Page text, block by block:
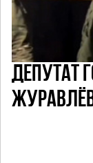
ДЕПУТАТ